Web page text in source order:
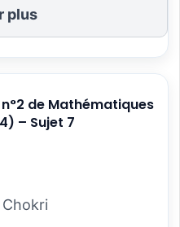
plus
de Mathématiques
– Sujet 7